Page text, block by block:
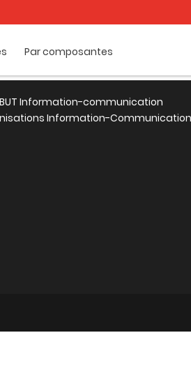
Par composantes
BUT Information-communication
Information-Communication